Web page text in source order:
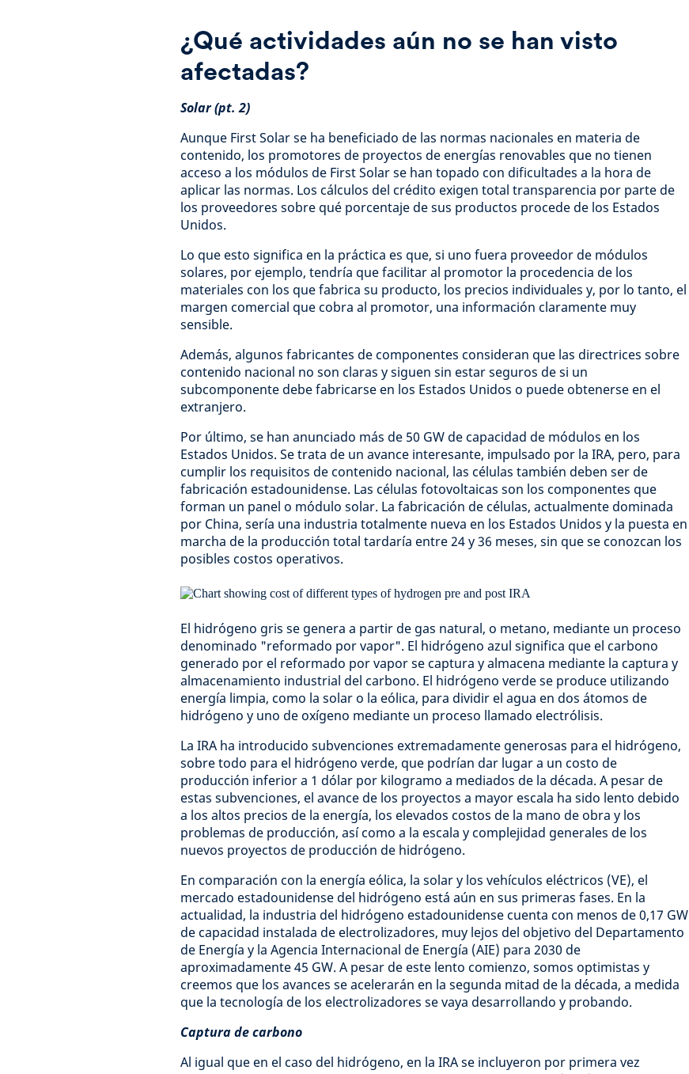
¿Qué actividades aún no se han visto
afectadas?
Solar (pt. 2)
Aunque First Solar se ha beneficiado de las normas nacionales en materia de
contenido, los promotores de proyectos de energías renovables que no tienen
acceso a los módulos de First Solar se han topado con dificultades a la hora de
aplicar las normas. Los cálculos del crédito exigen total transparencia por parte de
los proveedores sobre qué porcentaje de sus productos procede de los Estados
Unidos.
Lo que esto significa en la práctica es que, si uno fuera proveedor de módulos
solares, por ejemplo, tendría que facilitar al promotor la procedencia de los
materiales con los que fabrica su producto, los precios individuales y, por lo tanto, el
margen comercial que cobra al promotor, una información claramente muy
sensible.
Además, algunos fabricantes de componentes consideran que las directrices sobre
contenido nacional no son claras y siguen sin estar seguros de si un
subcomponente debe fabricarse en los Estados Unidos o puede obtenerse en el
extranjero.
Por último, se han anunciado más de 50 GW de capacidad de módulos en los
Estados Unidos. Se trata de un avance interesante, impulsado por la IRA, pero, para
cumplir los requisitos de contenido nacional, las células también deben ser de
fabricación estadounidense. Las células fotovoltaicas son los componentes que
forman un panel o módulo solar. La fabricación de células, actualmente dominada
por China, sería una industria totalmente nueva en los Estados Unidos y la puesta en
marcha de la producción total tardaría entre 24 y 36 meses, sin que se conozcan los
posibles costos operativos.
El hidrógeno gris se genera a partir de gas natural, o metano, mediante un proceso
denominado "reformado por vapor". El hidrógeno azul significa que el carbono
generado por el reformado por vapor se captura y almacena mediante la captura y
almacenamiento industrial del carbono. El hidrógeno verde se produce utilizando
energía limpia, como la solar o la eólica, para dividir el agua en dos átomos de
hidrógeno y uno de oxígeno mediante un proceso llamado electrólisis.
La IRA ha introducido subvenciones extremadamente generosas para el hidrógeno,
sobre todo para el hidrógeno verde, que podrían dar lugar a un costo de
producción inferior a 1 dólar por kilogramo a mediados de la década. A pesar de
estas subvenciones, el avance de los proyectos a mayor escala ha sido lento debido
a los altos precios de la energía, los elevados costos de la mano de obra y los
problemas de producción, así como a la escala y complejidad generales de los
nuevos proyectos de producción de hidrógeno.
En comparación con la energía eólica, la solar y los vehículos eléctricos (VE), el
mercado estadounidense del hidrógeno está aún en sus primeras fases. En la
actualidad, la industria del hidrógeno estadounidense cuenta con menos de 0,17 GW
de capacidad instalada de electrolizadores, muy lejos del objetivo del Departamento
de Energía y la Agencia Internacional de Energía (AIE) para 2030 de
aproximadamente 45 GW. A pesar de este lento comienzo, somos optimistas y
creemos que los avances se acelerarán en la segunda mitad de la década, a medida
que la tecnología de los electrolizadores se vaya desarrollando y probando.
Captura de carbono
Al igual que en el caso del hidrógeno, en la IRA se incluyeron por primera vez